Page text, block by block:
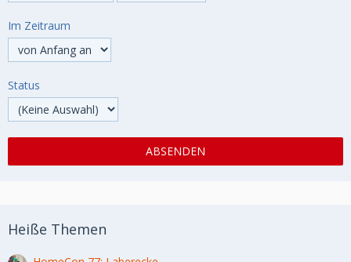
Im Zeitraum
Status
Heiße Themen